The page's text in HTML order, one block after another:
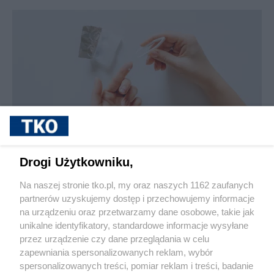
Jak rozpoznać, że soczewki kontaktowe są
Pokaż więcej
Drogi Użytkowniku,
Na naszej stronie tko.pl, my oraz naszych 1162 zaufanych
partnerów uzyskujemy dostęp i przechowujemy informacje
na urządzeniu oraz przetwarzamy dane osobowe, takie jak
unikalne identyfikatory, standardowe informacje wysyłane
przez urządzenie czy dane przeglądania w celu
zapewniania spersonalizowanych reklam, wybór
spersonalizowanych treści, pomiar reklam i treści, badanie